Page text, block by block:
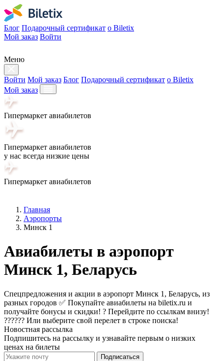
Блог Подарочный сертификат о Biletix
Мой заказ Войти
Меню
Войти Мой заказ Блог Подарочный сертификат о Biletix
Мой заказ
Гипермаркет авиабилетов
Гипермаркет авиабилетов
у нас всегда низкие цены
Гипермаркет авиабилетов
Главная
Аэропорты
Минск 1
Авиабилеты в аэропорт
Минск 1, Беларусь
Спецпредложения и акции в аэропорт Минск 1, Беларусь, из
разных городов ✅ Покупайте авиабилеты на biletix.ru и
получайте бонусы и скидки! ? Перейдите по ссылкам внизу!
?????? Или выберите свой перелет в строке поиска!
Новостная рассылка
Подпишитесь на рассылку и узнавайте первым о низких
ценах на билеты
Подписаться